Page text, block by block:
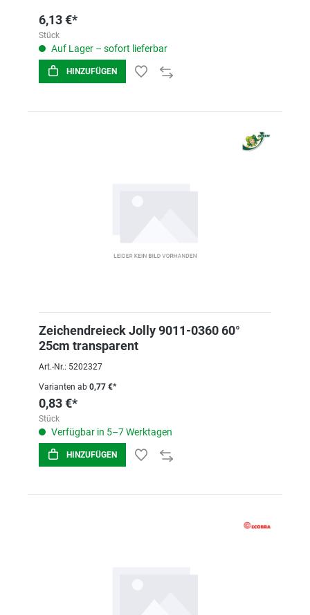
6,13 €*
Stück
Auf Lager – sofort lieferbar
HINZUFÜGEN
Zeichendreieck Jolly 9011-0360 60°
25cm transparent
Art.-Nr.: 5202327
Varianten ab 0,77 €*
0,83 €*
Stück
Verfügbar in 5–7 Werktagen
HINZUFÜGEN